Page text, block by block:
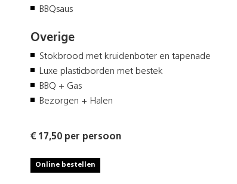
BBQsaus
Overige
Stokbrood met kruidenboter en tapenade
Luxe plasticborden met bestek
BBQ + Gas
Bezorgen + Halen
€ 17,50 per persoon
Online bestellen